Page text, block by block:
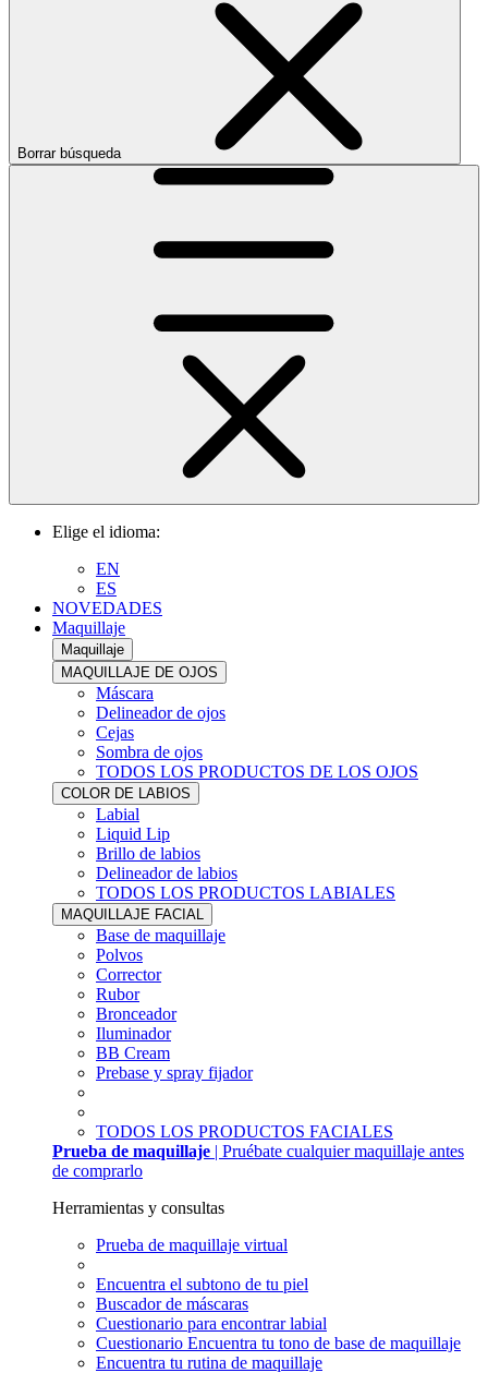
Borrar búsqueda
Elige el idioma:
EN
ES
NOVEDADES
Maquillaje
Maquillaje
MAQUILLAJE DE OJOS
Máscara
Delineador de ojos
Cejas
Sombra de ojos
TODOS LOS PRODUCTOS DE LOS OJOS
COLOR DE LABIOS
Labial
Liquid Lip
Brillo de labios
Delineador de labios
TODOS LOS PRODUCTOS LABIALES
MAQUILLAJE FACIAL
Base de maquillaje
Polvos
Corrector
Rubor
Bronceador
Iluminador
BB Cream
Prebase y spray fijador
TODOS LOS PRODUCTOS FACIALES
Prueba de maquillaje | Pruébate cualquier maquillaje antes
de comprarlo
Herramientas y consultas
Prueba de maquillaje virtual
Encuentra el subtono de tu piel
Buscador de máscaras
Cuestionario para encontrar labial
Cuestionario Encuentra tu tono de base de maquillaje
Encuentra tu rutina de maquillaje